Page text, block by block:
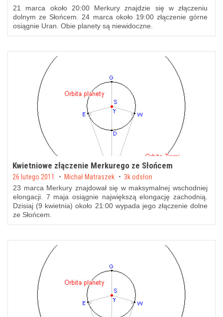
21 marca około 20:00 Merkury znajdzie się w złączeniu
dolnym ze Słońcem. 24 marca około 19:00 złączenie górne
osiągnie Uran. Obie planety są niewidoczne.
Kwietniowe złączenie Merkurego ze Słońcem
Posted on
26 lutego 2011 by Michał Matraszek 3k odsłon
23 marca Merkury znajdował się w maksymalnej wschodniej
elongacji. 7 maja osiągnie największą elongację zachodnią.
Dzisiaj (9 kwietnia) około 21:00 wypada jego złączenie dolne
ze Słońcem.